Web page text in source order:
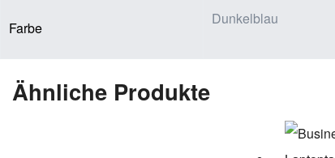
Farbe
Dunkelblau
Ähnliche Produkte